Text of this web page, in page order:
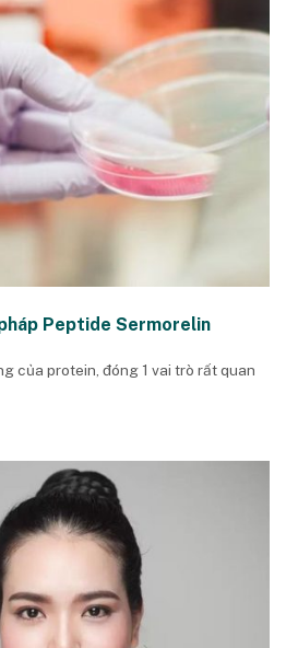
Peptide Sermorelin
của protein, đóng 1 vai trò rất quan